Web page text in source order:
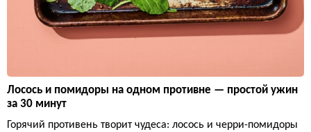
Лосось и помидоры на одном противне — простой ужин
за 30 минут
Горячий противень творит чудеса: лосось и черри-помидоры